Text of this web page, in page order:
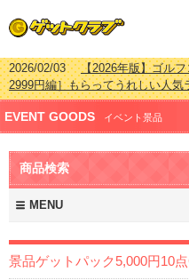
2026/02/03【2026年版】ゴル
2999円編］もらってうれしい人
2026/07/15【2026年版】ビン
ング 更新しました！
2026/04/03【2026年版】ゴル
2999円編］もらってうれしい人
2026/02/16
新しました！
EVENT GOODS イベント景品
商品検索
MENU
景品ゲットパック5,000円10